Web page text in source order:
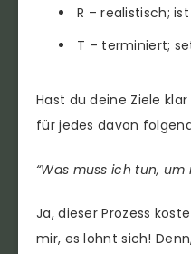
R – realistisch;
T – terminiert;
Hast du deine Ziele
für jedes davon
“Was muss ich tun, um
Ja, dieser Prozess
mir, es lohnt sich!